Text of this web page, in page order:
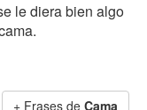
le diera bien algo
+ Frases de Cama